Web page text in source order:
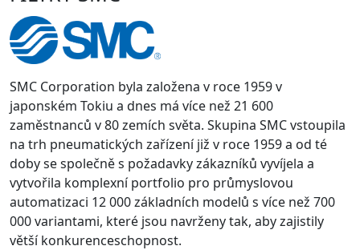
SMC Corporation byla založena v roce 1959 v
japonském Tokiu a dnes má více než 21 600
zaměstnanců v 80 zemích světa. Skupina SMC vstoupila
na trh pneumatických zařízení již v roce 1959 a od té
doby se společně s požadavky zákazníků vyvíjela a
vytvořila komplexní portfolio pro průmyslovou
automatizaci 12 000 základních modelů s více než 700
000 variantami, které jsou navrženy tak, aby zajistily
větší konkurenceschopnost.